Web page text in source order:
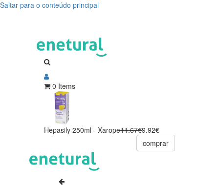
Saltar para o conteúdo principal
0 Items
Hepasily 250ml - Xarope11.67€9.92€
comprar